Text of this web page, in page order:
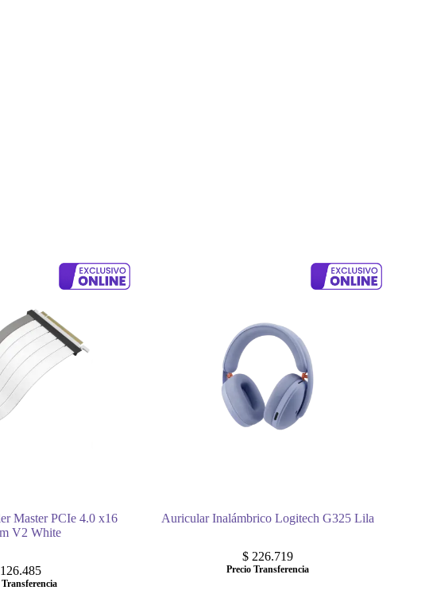
Master PCIe 4.0 x16
V2 White
Transferencia
Auricular Inalámbrico Logitech G325 Lila
$ 226.719
Precio Transferencia